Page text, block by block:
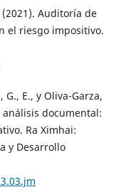
Auditoría de
el riesgo impositivo.
E., y Oliva-Garza,
análisis documental:
Ra Ximhai:
y Desarrollo